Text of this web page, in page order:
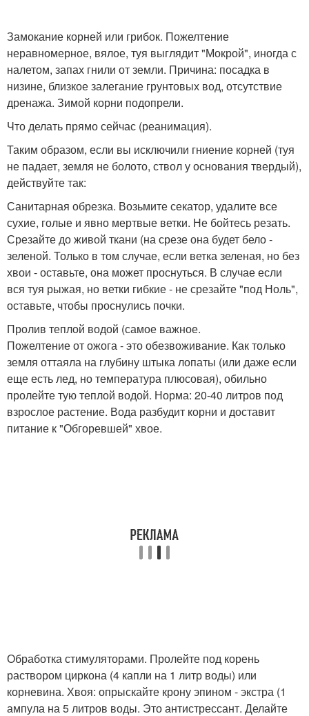
Замокание корней или грибок. Пожелтение
неравномерное, вялое, туя выглядит "Мокрой", иногда с
налетом, запах гнили от земли. Причина: посадка в
низине, близкое залегание грунтовых вод, отсутствие
дренажа. Зимой корни подопрели.
Что делать прямо сейчас (реанимация).
Таким образом, если вы исключили гниение корней (туя
не падает, земля не болото, ствол у основания твердый),
действуйте так:
Санитарная обрезка. Возьмите секатор, удалите все
сухие, голые и явно мертвые ветки. Не бойтесь резать.
Срезайте до живой ткани (на срезе она будет бело -
зеленой. Только в том случае, если ветка зеленая, но без
хвои - оставьте, она может проснуться. В случае если
вся туя рыжая, но ветки гибкие - не срезайте "под Ноль",
оставьте, чтобы проснулись почки.
Пролив теплой водой (самое важное.
Пожелтение от ожога - это обезвоживание. Как только
земля оттаяла на глубину штыка лопаты (или даже если
еще есть лед, но температура плюсовая), обильно
пролейте тую теплой водой. Норма: 20-40 литров под
взрослое растение. Вода разбудит корни и доставит
питание к "Обгоревшей" хвое.
Обработка стимуляторами. Пролейте под корень
раствором циркона (4 капли на 1 литр воды) или
корневина. Хвоя: опрыскайте крону эпином - экстра (1
ампула на 5 литров воды. Это антистрессант. Делайте